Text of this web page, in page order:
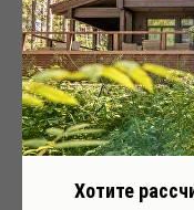
Все проекты
Хотите